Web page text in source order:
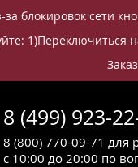
за блокировок сети
1)Переключиться
8 (499) 923-
с 10:00 до 20:00 по
8 (800) 770-09-71 для